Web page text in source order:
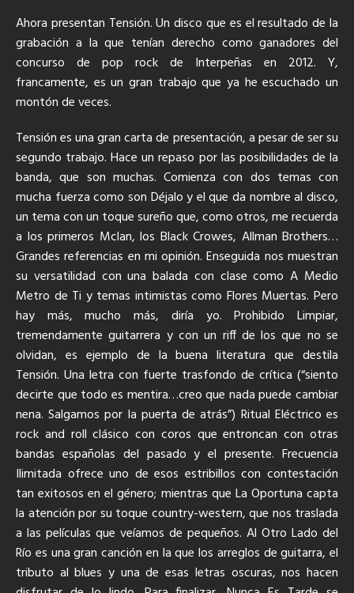
Ahora presentan Tensión. Un disco que es el resultado de la
grabación a la que tenían derecho como ganadores del
concurso de pop rock de Interpeñas en 2012. Y,
francamente, es un gran trabajo que ya he escuchado un
montón de veces.
Tensión es una gran carta de presentación, a pesar de ser su
segundo trabajo. Hace un repaso por las posibilidades de la
banda, que son muchas. Comienza con dos temas con
mucha fuerza como son Déjalo y el que da nombre al disco,
un tema con un toque sureño que, como otros, me recuerda
a los primeros Mclan, los Black Crowes, Allman Brothers…
Grandes referencias en mi opinión. Enseguida nos muestran
su versatilidad con una balada con clase como A Medio
Metro de Ti y temas intimistas como Flores Muertas. Pero
hay más, mucho más, diría yo. Prohibido Limpiar,
tremendamente guitarrera y con un riff de los que no se
olvidan, es ejemplo de la buena literatura que destila
Tensión. Una letra con fuerte trasfondo de crítica (“siento
decirte que todo es mentira…creo que nada puede cambiar
nena. Salgamos por la puerta de atrás”) Ritual Eléctrico es
rock and roll clásico con coros que entroncan con otras
bandas españolas del pasado y el presente. Frecuencia
Ilimitada ofrece uno de esos estribillos con contestación
tan exitosos en el género; mientras que La Oportuna capta
la atención por su toque country-western, que nos traslada
a las películas que veíamos de pequeños. Al Otro Lado del
Río es una gran canción en la que los arreglos de guitarra, el
tributo al blues y una de esas letras oscuras, nos hacen